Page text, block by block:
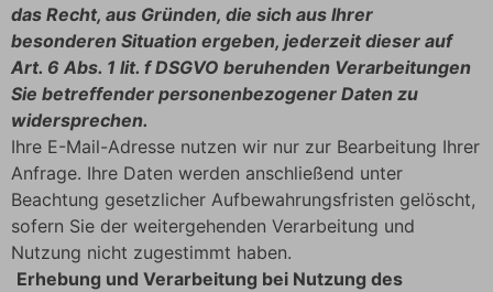
das Recht, aus Gründen, die sich aus Ihrer
besonderen Situation ergeben, jederzeit dieser auf
Art. 6 Abs. 1 lit. f DSGVO beruhenden Verarbeitungen
Sie betreffender personenbezogener Daten zu
widersprechen.
Ihre E-Mail-Adresse nutzen wir nur zur Bearbeitung Ihrer
Anfrage. Ihre Daten werden anschließend unter
Beachtung gesetzlicher Aufbewahrungsfristen gelöscht,
sofern Sie der weitergehenden Verarbeitung und
Nutzung nicht zugestimmt haben.
Erhebung und Verarbeitung bei Nutzung des